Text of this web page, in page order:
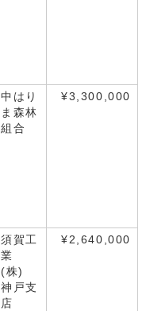
中はり
ま森林
組合
¥3,300,000
須賀工
業
(株)
神戸支
店
¥2,640,000